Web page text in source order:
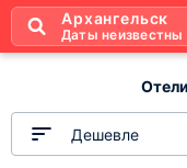
Архангельск
Даты неизвестны
Дешевле